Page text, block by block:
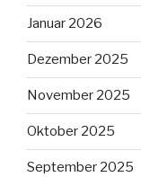
Januar 2026
Dezember 2025
November 2025
Oktober 2025
September 2025